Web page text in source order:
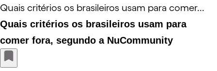
Quais critérios os brasileiros usam para comer...
Quais critérios os brasileiros usam para
comer fora, segundo a NuCommunity